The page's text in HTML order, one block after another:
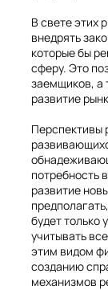
В свете этих
внедрять
которые бы
сферу. Это
заемщиков, а
развитие
Перспективы
потребность
развитие
будет только
учитывать
этим видом
созданию
механизмов